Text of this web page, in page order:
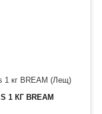
1 КГ BREAM